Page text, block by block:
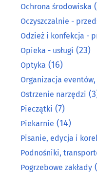
Ochrona środowiska
Oczyszczalnie -
Odzież i konfekcja -
Opieka - usługi (23)
Optyka (16)
Organizacja
Ostrzenie narzędzi
Pieczątki (7)
Piekarnie (14)
Pisanie, edycja i
Podnośniki,
Pogrzebowe zakłady